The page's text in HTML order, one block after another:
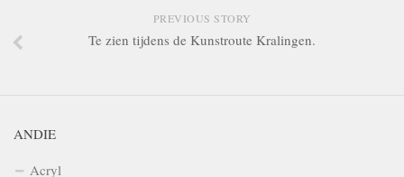
PREVIOUS STORY
Te zien tijdens de Kunstroute Kralingen.
ANDIE
Acryl